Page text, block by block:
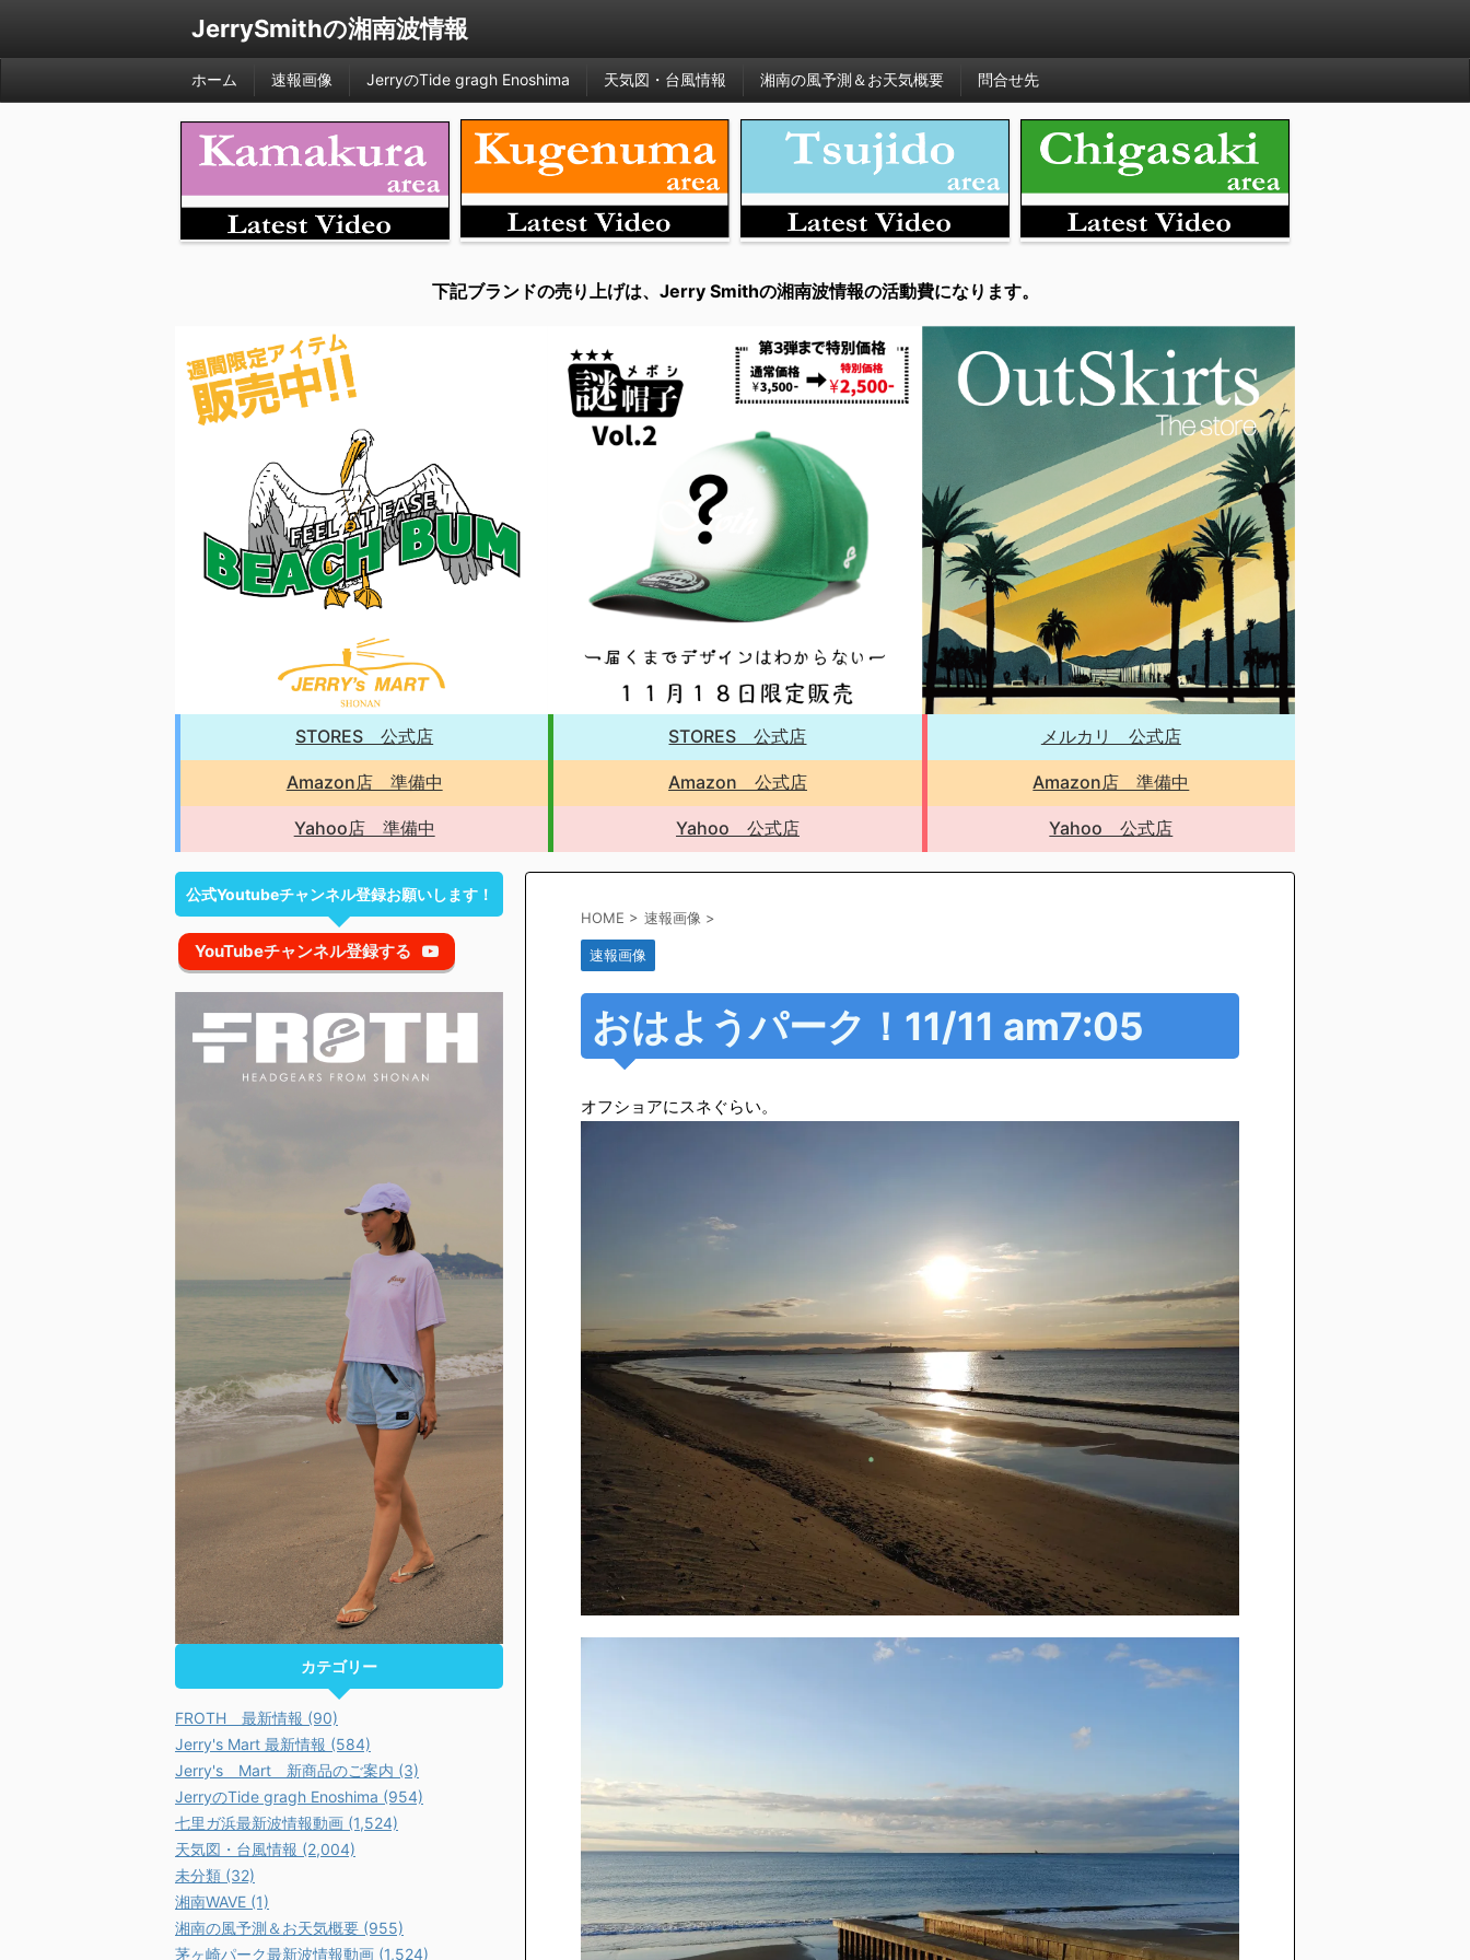
JerrySmithの湘南波情報
ホーム 速報画像 JerryのTide gragh Enoshima 天気図・台風情報 湘南の風予測＆お天気概要 問合せ先
下記ブランドの売り上げは、Jerry Smithの湘南波情報の活動費になります。
STORES 公式店
Amazon店 準備中
Yahoo店 準備中
STORES 公式店
Amazon 公式店
Yahoo 公式店
メルカリ 公式店
Amazon店 準備中
Yahoo 公式店
HOME > 速報画像 >
速報画像
おはようパーク！11/11 am7:05
オフショアにスネぐらい。
公式Youtubeチャンネル登録お願いします！
YouTubeチャンネル登録する
カテゴリー
FROTH 最新情報 (90)
Jerry's Mart 最新情報 (584)
Jerry's Mart 新商品のご案内 (3)
JerryのTide gragh Enoshima (954)
七里ガ浜最新波情報動画 (1,524)
天気図・台風情報 (2,004)
未分類 (32)
湘南WAVE (1)
湘南の風予測＆お天気概要 (955)
茅ヶ崎パーク最新波情報動画 (1,524)